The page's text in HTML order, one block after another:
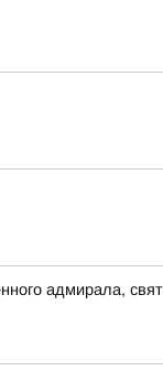
адмирала,